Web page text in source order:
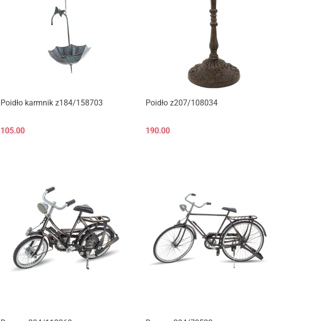
Produkt niedostępny
Poidło karmnik z184/158703
105.00
Produkt niedostępny
Poidło z207/108034
190.00